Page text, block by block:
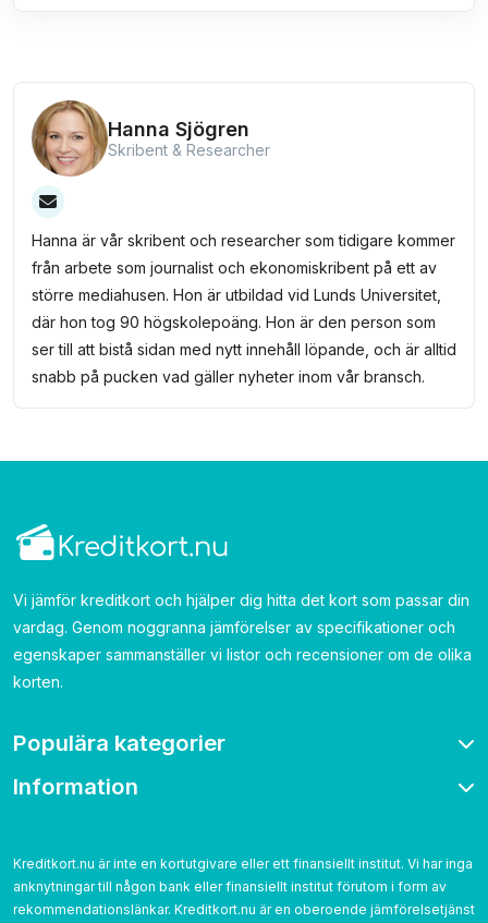
Hanna Sjögren
Skribent & Researcher
Hanna är vår skribent och researcher som tidigare kommer
från arbete som journalist och ekonomiskribent på ett av
större mediahusen. Hon är utbildad vid Lunds Universitet,
där hon tog 90 högskolepoäng. Hon är den person som
ser till att bistå sidan med nytt innehåll löpande, och är alltid
snabb på pucken vad gäller nyheter inom vår bransch.
Vi jämför kreditkort och hjälper dig hitta det kort som passar din
vardag. Genom noggranna jämförelser av specifikationer och
egenskaper sammanställer vi listor och recensioner om de olika
korten.
Populära kategorier
Bonuskort
Cashback
Utan årsavgift
Information
Kontakta
Betygsättning
Kreditkort.nu är inte en kortutgivare eller ett finansiellt institut. Vi har inga
anknytningar till någon bank eller finansiellt institut förutom i form av
rekommendationslänkar. Kreditkort.nu är en oberoende jämförelsetjänst